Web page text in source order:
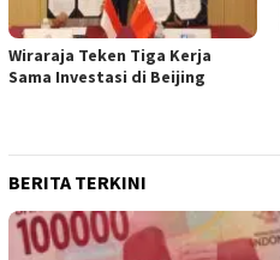
Wiraraja Teken Tiga Kerja
Sama Investasi di Beijing
BERITA TERKINI